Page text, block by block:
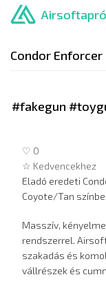
Ugrás
Airsoftapró
Condor
#fakegun
♡ 0
☆ Kedvencekhez
Eladó eredeti
Coyote/Tan
Masszív,
rendszerrel.
szakadás és
vállrészek és